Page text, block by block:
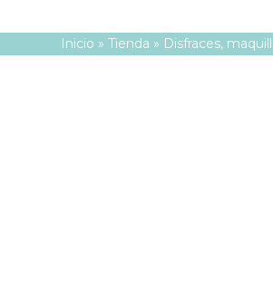
menú
Inicio »Tienda » Disfraces,